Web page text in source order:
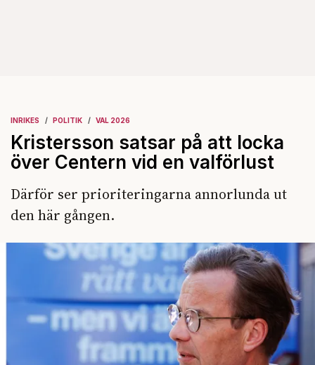
INRIKES POLITIK VAL 2026
Kristersson satsar på att locka
över Centern vid en valförlust
Därför ser prioriteringarna annorlunda ut
den här gången.